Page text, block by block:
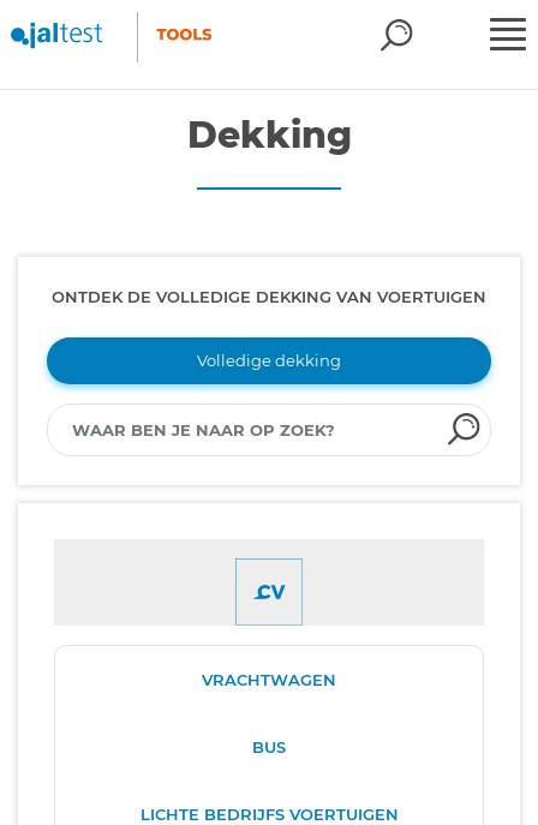
Dekking
ONTDEK DE VOLLEDIGE DEKKING VAN VOERTUIGEN
Volledige dekking
VRACHTWAGEN
BUS
LICHTE BEDRIJFS VOERTUIGEN